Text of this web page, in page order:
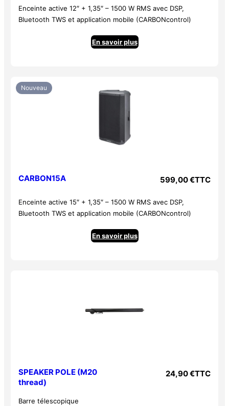
Enceinte active 12″ + 1,35″ – 1500 W RMS avec DSP,
Bluetooth TWS et application mobile (CARBONcontrol)
En savoir plus
Nouveau
CARBON15A 599,00€TTC
Enceinte active 15″ + 1,35″ – 1500 W RMS avec DSP,
Bluetooth TWS et application mobile (CARBONcontrol)
En savoir plus
SPEAKER POLE (M20
thread)
24,90€TTC
Barre télescopique